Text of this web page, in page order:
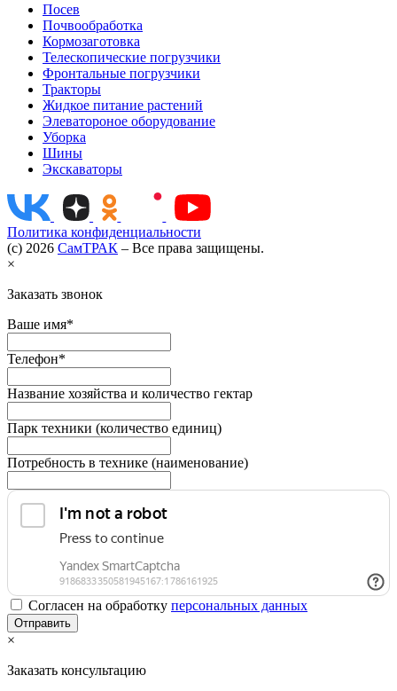
Посев
Почвообработка
Кормозаготовка
Телескопические погрузчики
Фронтальные погрузчики
Тракторы
Жидкое питание растений
Элеватороное оборудование
Уборка
Шины
Экскаваторы
Политика конфиденциальности
(c) 2026 СамТРАК – Все права защищены.
×
Заказать звонок
Ваше имя*
Телефон*
Название хозяйства и количество гектар
Парк техники (количество единиц)
Потребность в технике (наименование)
Согласен на обработку персональныx данных
×
Заказать консультацию